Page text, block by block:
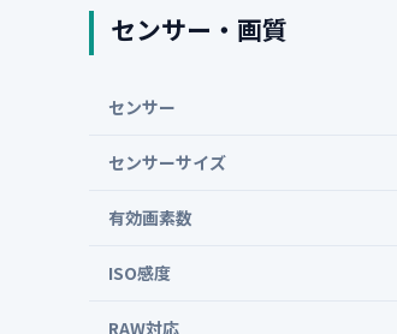
センサー・画質
センサー
センサーサイズ
有効画素数
ISO感度
RAW対応